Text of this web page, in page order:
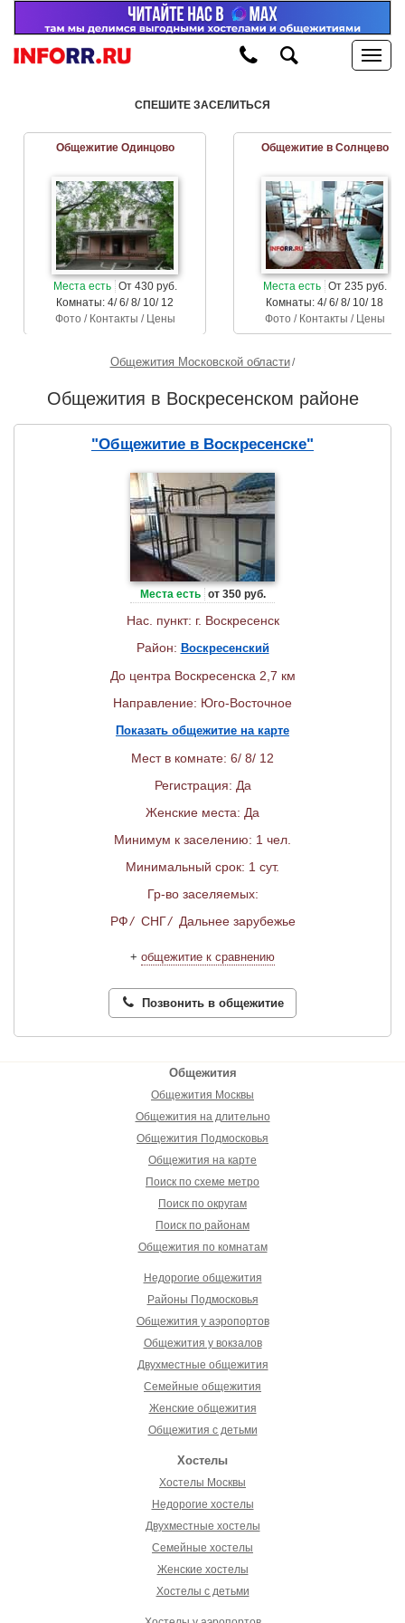
СПЕШИТЕ ЗАСЕЛИТЬСЯ
Общежитие Одинцово
Места есть От 430 руб.
Комнаты: 4/ 6/ 8/ 10/ 12
Фото / Контакты / Цены
Общежитие в Солнцево
Места есть От 235 руб.
Комнаты: 4/ 6/ 8/ 10/ 18
Фото / Контакты / Цены
Общежития Московской области
Общежития в Воскресенском районе
"Общежитие в Воскресенске"
Места есть от 350 руб.
Нас. пункт: г. Воскресенск
Район: Воскресенский
До центра Воскресенска 2,7 км
Направление: Юго-Восточное
Показать общежитие на карте
Мест в комнате: 6/ 8/ 12
Регистрация: Да
Женские места: Да
Минимум к заселению: 1 чел.
Минимальный срок: 1 сут.
Гр-во заселяемых:
РФ/ СНГ/ Дальнее зарубежье
+ общежитие к сравнению
Позвонить в общежитие
Общежития
Общежития Москвы
Общежития на длительно
Общежития Подмосковья
Общежития на карте
Поиск по схеме метро
Поиск по округам
Поиск по районам
Общежития по комнатам
Недорогие общежития
Районы Подмосковья
Общежития у аэропортов
Общежития у вокзалов
Двухместные общежития
Семейные общежития
Женские общежития
Общежития с детьми
Хостелы
Хостелы Москвы
Недорогие хостелы
Двухместные хостелы
Семейные хостелы
Женские хостелы
Хостелы с детьми